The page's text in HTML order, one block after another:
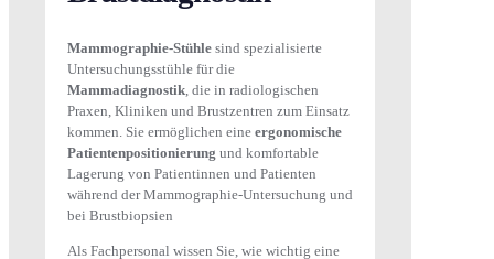
Mammographie-Stühle sind spezialisierte
Untersuchungsstühle für die
Mammadiagnostik, die in radiologischen
Praxen, Kliniken und Brustzentren zum Einsatz
kommen. Sie ermöglichen eine ergonomische
Patientenpositionierung und komfortable
Lagerung von Patientinnen und Patienten
während der Mammographie-Untersuchung und
bei Brustbiopsien
Als Fachpersonal wissen Sie, wie wichtig eine